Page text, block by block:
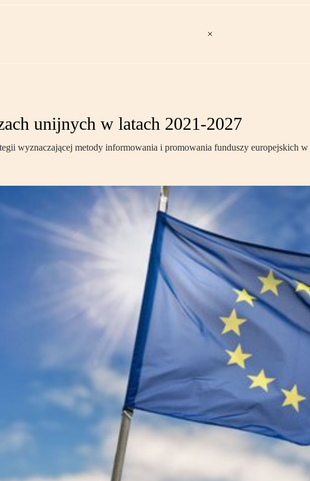
unijnych w latach 2021-2027
wyznaczającej metody informowania i promowania funduszy europejskich